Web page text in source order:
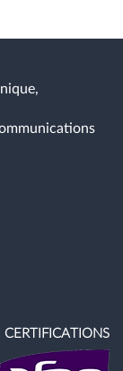
CERTIFICATIONS